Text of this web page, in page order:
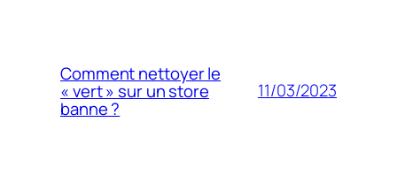
Comment nettoyer le
« vert » sur un store
banne ?
11/03/2023